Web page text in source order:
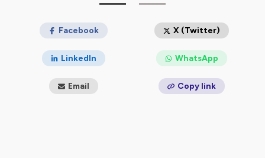
Facebook X (Twitter)
LinkedIn WhatsApp
Email Copy link